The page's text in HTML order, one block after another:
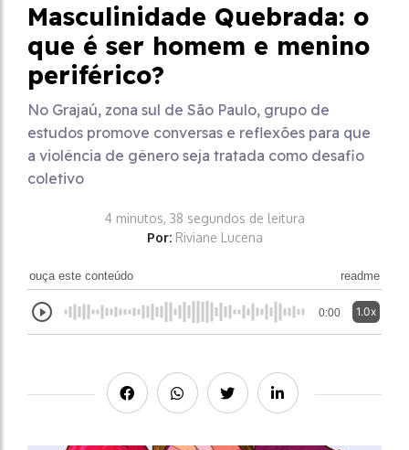
Masculinidade Quebrada: o
que é ser homem e menino
periférico?
No Grajaú, zona sul de São Paulo, grupo de
estudos promove conversas e reflexões para que
a violência de gênero seja tratada como desafio
coletivo
4 minutos, 38 segundos de leitura
Por: Riviane Lucena
ouça este conteúdo readme
0:00 1.0x